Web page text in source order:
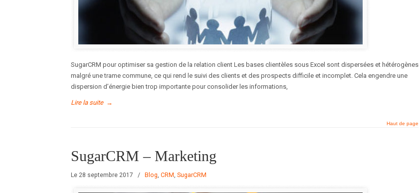
SugarCRM pour optimiser sa gestion de la relation client Les bases clientèles sous Excel sont dispersées et hétérogènes
malgré une trame commune, ce qui rend le suivi des clients et des prospects difficile et incomplet. Cela engendre une
dispersion d’énergie bien trop importante pour consolider les informations,
Lire la suite →
Haut de page
SugarCRM – Marketing
Le 28 septembre 2017 / Blog, CRM, SugarCRM